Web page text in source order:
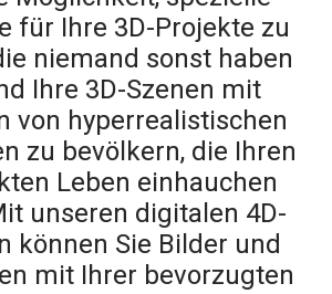
für Ihre 3D-Projekte zu
niemand sonst haben
Ihre 3D-Szenen mit
von hyperrealistischen
zu bevölkern, die Ihren
Leben einhauchen
unseren digitalen 4D-
können Sie Bilder und
mit Ihrer bevorzugten